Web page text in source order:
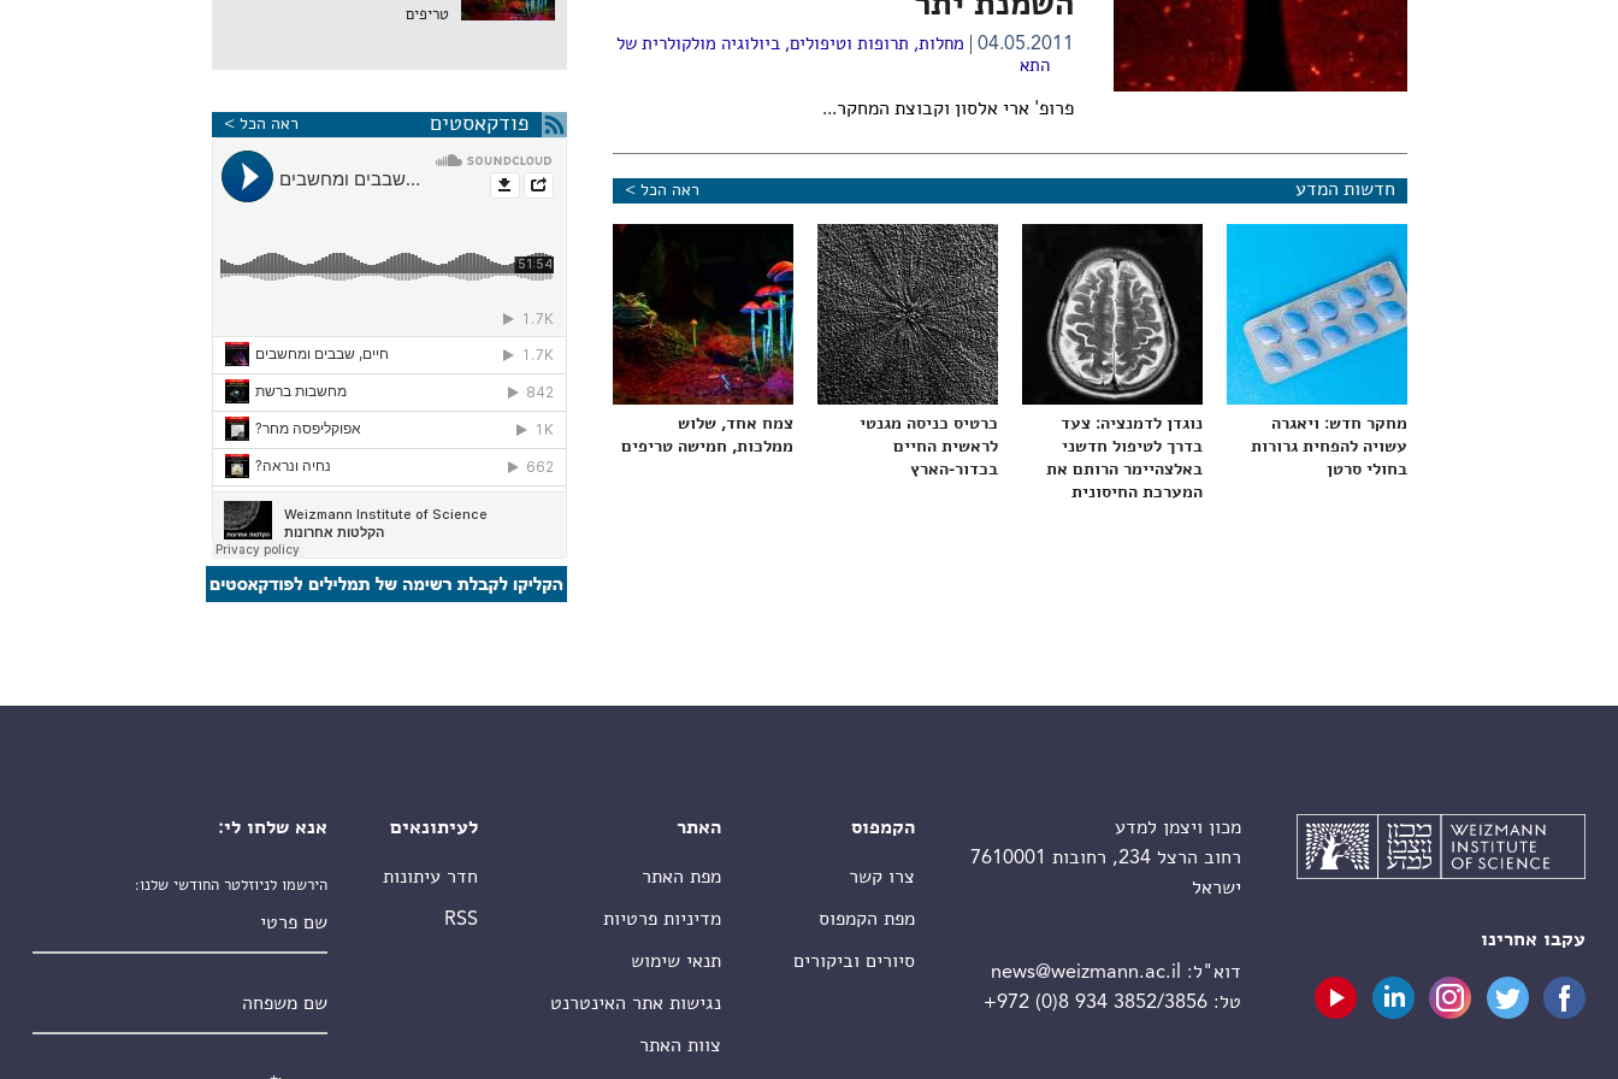
04.05.2011 מחלות, תרופות וטיפולים,ביולוגיה מולקולרית של
התא
פרופ' ארי אלסון וקבוצת המחקר...
חדשות המדע ראה הכל >
מחקר חדש: ויאגרה
עשויה להפחית גרורות
בחולי סרטן
נוגדן לדמנציה: צעד
בדרך לטיפול חדשני
באלצהיימר הרותם את
המערכת החיסונית
כרטיס כניסה מגנטי
לראשית החיים
בכדור-הארץ
צמח אחד, שלוש
ממלכות, חמישה טריפים
טריפים
פודקאסטים ראה הכל >
עקבו אחרינו
מכון ויצמן למדע
רחוב הרצל 234, רחובות 7610001
ישראל
דוא"ל:
news@weizmann.ac.il
טל:+972 (0)8 934 3852/3856
הקמפוס
צרו קשר
מפת הקמפוס
סיורים וביקורים
האתר
מפת האתר
מדיניות פרטיות
תנאי שימוש
נגישות אתר האינטרנט
צוות האתר
לעיתונאים
חדר עיתונות
RSS
אנא שלחו לי:
הירשמו לניוזלטר החודשי שלנו: